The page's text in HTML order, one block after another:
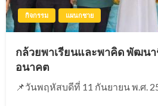
กิจกรรม แผนกชาย
กล้วยพาเรียนและพาคิด พัฒน
อนาคต
📌วันพฤหัสบดีที่ 11 กันยายน พ.ศ.